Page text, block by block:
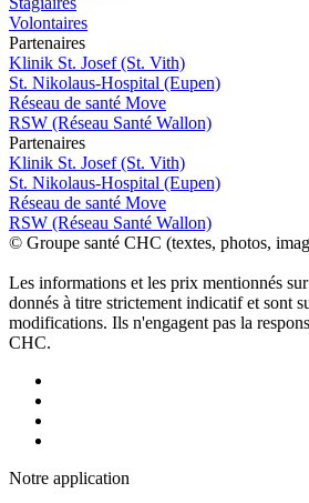
Volontaires
Partenaires
Klinik St. Josef (St. Vith)
St. Nikolaus-Hospital (Eupen)
Réseau de santé Move
RSW (Réseau Santé Wallon)
Partenaires
Klinik St. Josef (St. Vith)
St. Nikolaus-Hospital (Eupen)
Réseau de santé Move
RSW (Réseau Santé Wallon)
© Groupe santé CHC (textes, photos,
Les informations et les prix mentionnés
donnés à titre strictement indicatif et sont
modifications. Ils n'engagent pas la
CHC.
Notre application